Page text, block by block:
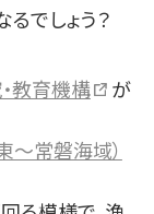
でしょう？
教育機構
が
常磐海域）